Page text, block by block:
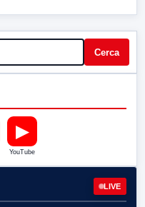
Cerca
▶
YouTube
LIVE